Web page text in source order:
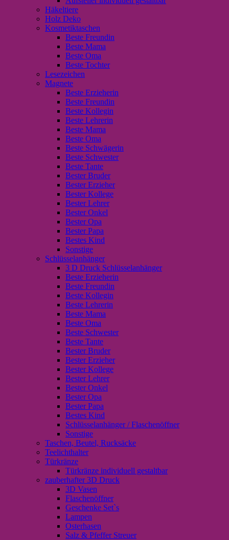
Häkeltiere
Holz Deko
Kosmetiktaschen
Beste Freundin
Beste Mama
Beste Oma
Beste Tochter
Lesezeichen
Magnete
Beste Erzieherin
Beste Freundin
Beste Kollegin
Beste Lehrerin
Beste Mama
Beste Oma
Beste Schwägerin
Beste Schwester
Beste Tante
Bester Bruder
Bester Erzieher
Bester Kollege
Bester Lehrer
Bester Onkel
Bester Opa
Bester Papa
Bestes Kind
Sonstige
Schlüsselanhänger
3 D Druck Schlüsselanhänger
Beste Erzieherin
Beste Freundin
Beste Kollegin
Beste Lehrerin
Beste Mama
Beste Oma
Beste Schwester
Beste Tante
Bester Bruder
Bester Erzieher
Bester Kollege
Bester Lehrer
Bester Onkel
Bester Opa
Bester Papa
Bestes Kind
Schlüsselanhänger / Flaschenöffner
Sonstige
Taschen, Beutel, Rucksäcke
Teelichthalter
Türkränze
Türkränze individuell gestaltbar
zauberhafter 3D Druck
3D Vasen
Flaschenöffner
Geschenke Set`s
Lampen
Osterhasen
Salz & Pfeffer Streuer